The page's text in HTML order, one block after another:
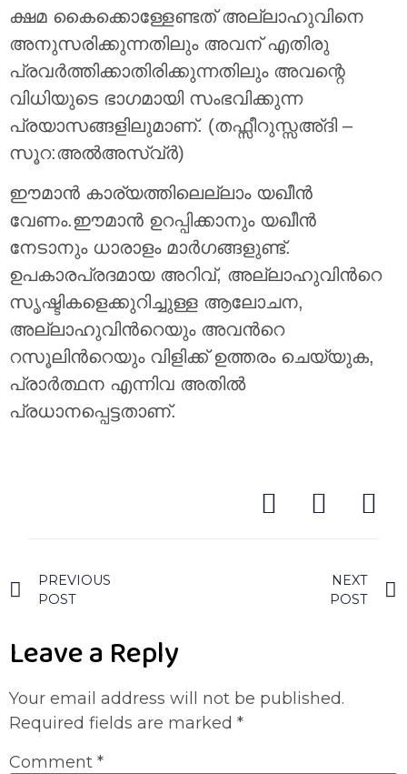
ക്ഷമ കൈക്കൊള്ളേണ്ടത് അല്ലാഹുവിനെ
അനുസരിക്കുന്നതിലും അവന് എതിരു
പ്രവര്‍ത്തിക്കാതിരിക്കുന്നതിലും അവന്റെ
വിധിയുടെ ഭാഗമായി സംഭവിക്കുന്ന
പ്രയാസങ്ങളിലുമാണ്. (തഫ്സീറുസ്സഅ്ദി –
സൂറ:അൽഅസ്വ്ര്‍)
ഈമാന്‍ കാര്യത്തിലെല്ലാം യഖീന്‍
വേണം.ഈമാൻ ഉറപ്പിക്കാനും യഖീൻ
നേടാനും ധാരാളം മാർഗങ്ങളുണ്ട്.
ഉപകാരപ്രദമായ അറിവ്, അല്ലാഹുവിന്‍റെ
സൃഷ്ടികളെക്കുറിച്ചുള്ള ആലോചന,
അല്ലാഹുവിന്‍റെയും അവന്‍റെ
റസൂലിന്‍റെയും വിളിക്ക് ഉത്തരം ചെയ്യുക,
പ്രാർത്ഥന എന്നിവ അതിൽ
പ്രധാനപ്പെട്ടതാണ്.
PREVIOUS
POST
NEXT
POST
Leave a Reply
Your email address will not be published.
Required fields are marked *
Comment *